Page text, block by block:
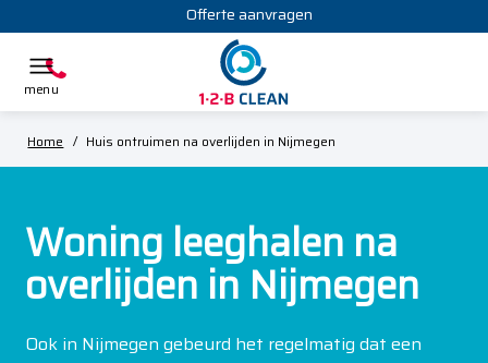
Offerte aanvragen
Home / Huis ontruimen na overlijden in Nijmegen
Woning leeghalen na
overlijden in Nijmegen
Ook in Nijmegen gebeurd het regelmatig dat een